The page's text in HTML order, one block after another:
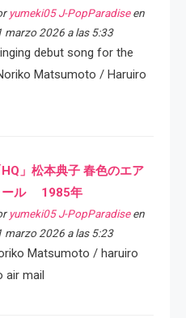
yumeki05 J-PopParadiseen
marzo 2026 a las 5:33
debut song for the
Matsumoto / Haruiro
HQ」松本典子 春色のエア
ール 1985年
yumeki05 J-PopParadiseen
marzo 2026 a las 5:23
Matsumoto / haruiro
air mail